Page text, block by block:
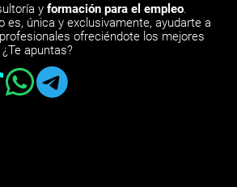
y formación para el empleo.
es, única y exclusivamente, ayudarte a
ofreciéndote los mejores
apuntas?